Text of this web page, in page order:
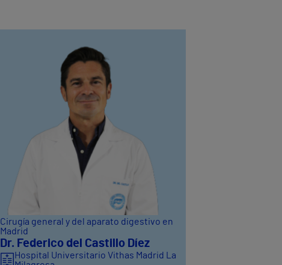
Cirugía general y del aparato digestivo en
Madrid
Dr. Federico del Castillo Díez
Hospital Universitario Vithas Madrid La